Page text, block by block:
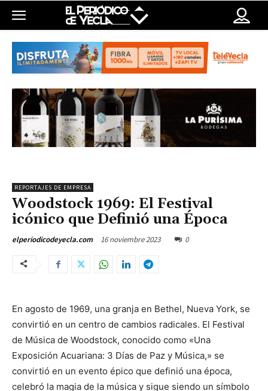
REPORTAJES DE EMPRESA
Woodstock 1969: El Festival
icónico que Definió una Época
elperiodicodeyecla.com 16 noviembre 2023 0
En agosto de 1969, una granja en Bethel, Nueva York, se
convirtió en un centro de cambios radicales. El Festival
de Música de Woodstock, conocido como «Una
Exposición Acuariana: 3 Días de Paz y Música,» se
convirtió en un evento épico que definió una época,
celebró la magia de la música y sigue siendo un símbolo